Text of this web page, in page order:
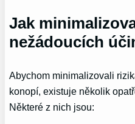
Jak
nežádoucích
Abychom minimalizovali
konopí, existuje několik
Některé z nich jsou: